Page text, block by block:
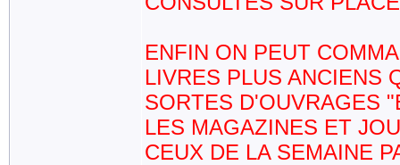
ENFIN ON PEUT
LIVRES PLUS ANCIENS
SORTES D'OUVRAGES
LES MAGAZINES ET
CEUX DE LA SEMAINE